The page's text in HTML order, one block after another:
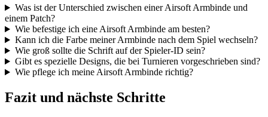
Was ist der Unterschied zwischen einer Airsoft Armbinde und
einem Patch?
Wie befestige ich eine Airsoft Armbinde am besten?
Kann ich die Farbe meiner Armbinde nach dem Spiel wechseln?
Wie groß sollte die Schrift auf der Spieler-ID sein?
Gibt es spezielle Designs, die bei Turnieren vorgeschrieben sind?
Wie pflege ich meine Airsoft Armbinde richtig?
Fazit und nächste Schritte